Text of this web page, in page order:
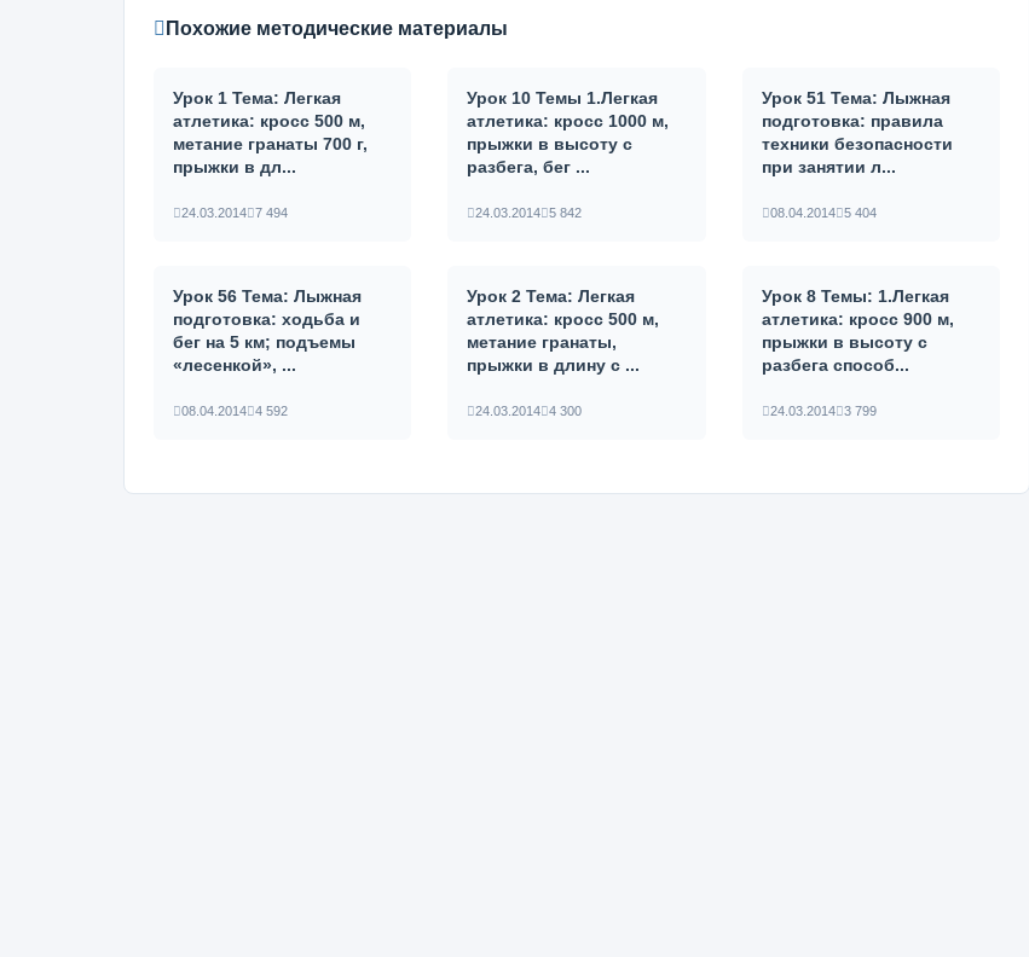
Похожие методические материалы
Урок 1 Тема: Легкая
атлетика: кросс 500 м,
метание гранаты 700 г,
прыжки в дл...
24.03.2014 7 494
Урок 10 Темы 1.Легкая
атлетика: кросс 1000 м,
прыжки в высоту с
разбега, бег ...
24.03.2014 5 842
Урок 51 Тема: Лыжная
подготовка: правила
техники безопасности
при за­нятии л...
08.04.2014 5 404
Урок 56 Тема: Лыжная
подготовка: ходьба и
бег на 5 км; подъемы
«лесенкой», ...
08.04.2014 4 592
Урок 2 Тема: Легкая
атлетика: кросс 500 м,
метание гранаты,
прыжки в длину с ...
24.03.2014 4 300
Урок 8 Темы: 1.Легкая
атлетика: кросс 900 м,
прыжки в высоту с
разбега способ...
24.03.2014 3 799